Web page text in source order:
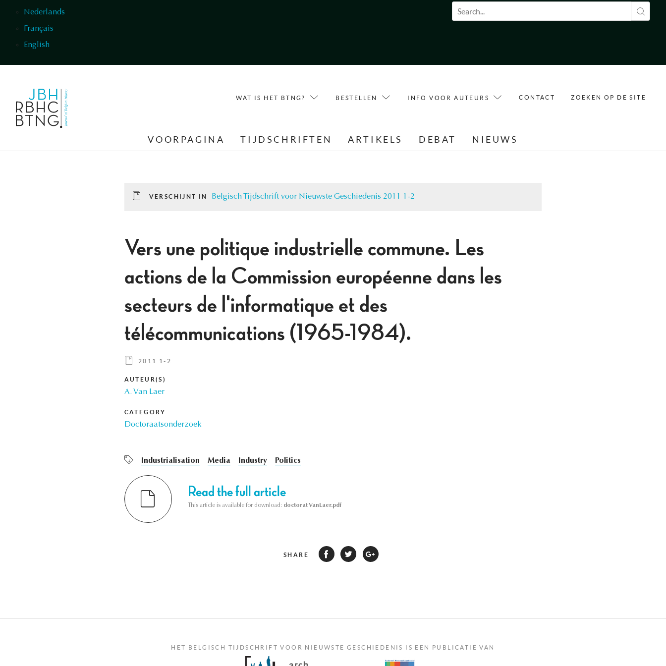
Nederlands
Français
English
Zoekveld
WAT IS HET BTNG? BESTELLEN INFO VOOR AUTEURS CONTACT ZOEKEN OP DE SITE
VOORPAGINA TIJDSCHRIFTEN ARTIKELS DEBAT NIEUWS
VERSCHIJNT IN Belgisch Tijdschrift voor Nieuwste Geschiedenis 2011 1-2
Vers une politique industrielle commune. Les
actions de la Commission européenne dans les
secteurs de l'informatique et des
télécommunications (1965-1984).
2011 1-2
AUTEUR(S)
A. Van Laer
CATEGORY
Doctoraatsonderzoek
Industrialisation Media Industry Politics
Read the full article
This article is available for download: doctorat VanLaer.pdf
SHARE
HET BELGISCH TIJDSCHRIFT VOOR NIEUWSTE GESCHIEDENIS IS EEN PUBLICATIE VAN